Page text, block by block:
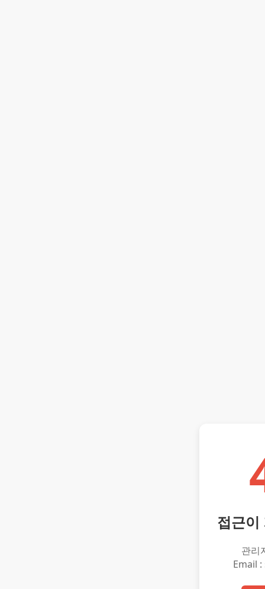
접근이
관리
Email